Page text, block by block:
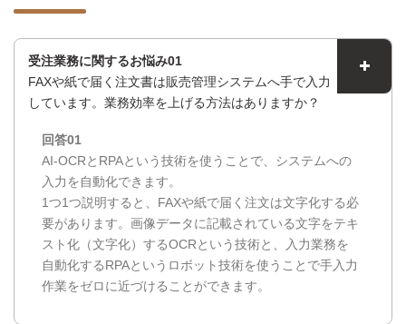
受注業務に関するお悩み01
FAXや紙で届く注文書は販売管理システムへ手で入力
しています。業務効率を上げる方法はありますか？
AI-OCRとRPAという技術を使うことで、システムへの
入力を自動化できます。
1つ1つ説明すると、FAXや紙で届く注文は文字化する必
要があります。画像データに記載されている文字をテキ
スト化（文字化）するOCRという技術と、入力業務を
自動化するRPAというロボット技術を使うことで手入力
作業をゼロに近づけることができます。